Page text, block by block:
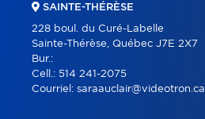
SAINTE-THÉRÈSE
228 boul. du Curé-Labelle
Sainte-Thérèse, Québec J7E 2X7
Bur.:
Cell.: 514 241-2075
Courriel: saraauclair@videotron.ca